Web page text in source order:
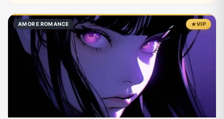
AMOR E ROMANCE VIP